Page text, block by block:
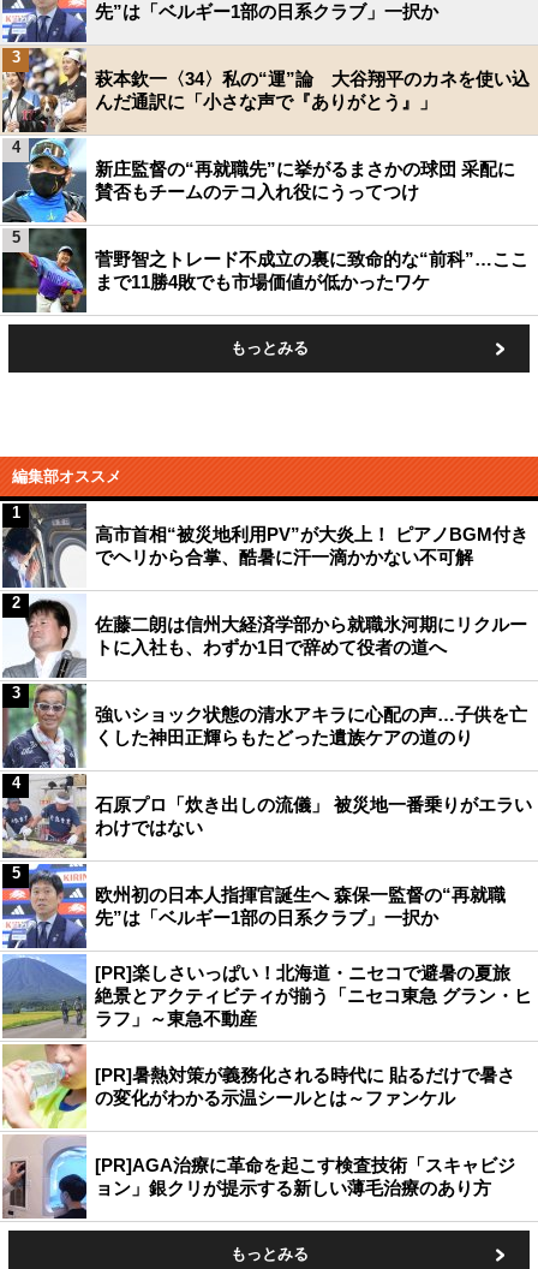
先”は「ベルギー1部の日系クラブ」一択か
萩本欽一〈34〉私の“運”論 大谷翔平のカネを使い込
んだ通訳に「小さな声で『ありがとう』」
3
新庄監督の“再就職先”に挙がるまさかの球団 采配に
賛否もチームのテコ入れ役にうってつけ
4
菅野智之トレード不成立の裏に致命的な“前科”…ここ
まで11勝4敗でも市場価値が低かったワケ
5
もっとみる
編集部オススメ
高市首相“被災地利用PV”が大炎上！ ピアノBGM付き
でヘリから合掌、酷暑に汗一滴かかない不可解
1
佐藤二朗は信州大経済学部から就職氷河期にリクルー
トに入社も、わずか1日で辞めて役者の道へ
2
強いショック状態の清水アキラに心配の声…子供を亡
くした神田正輝らもたどった遺族ケアの道のり
3
石原プロ「炊き出しの流儀」 被災地一番乗りがエラい
わけではない
4
欧州初の日本人指揮官誕生へ 森保一監督の“再就職
先”は「ベルギー1部の日系クラブ」一択か
5
[PR]楽しさいっぱい！北海道・ニセコで避暑の夏旅
絶景とアクティビティが揃う「ニセコ東急 グラン・ヒ
ラフ」～東急不動産
[PR]暑熱対策が義務化される時代に 貼るだけで暑さ
の変化がわかる示温シールとは～ファンケル
[PR]AGA治療に革命を起こす検査技術「スキャビジ
ョン」銀クリが提示する新しい薄毛治療のあり方
もっとみる